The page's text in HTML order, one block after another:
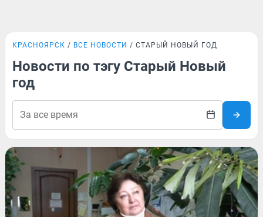
КРАСНОЯРСК ВСЕ НОВОСТИ СТАРЫЙ НОВЫЙ ГОД
Новости по тэгу Старый Новый
год